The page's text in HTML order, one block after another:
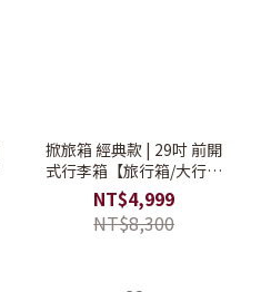
掀旅箱 經典款 | 29吋 前開
式行李箱【旅行箱/大行李
箱/硬殼行李箱】
NT$4,999
NT$8,300